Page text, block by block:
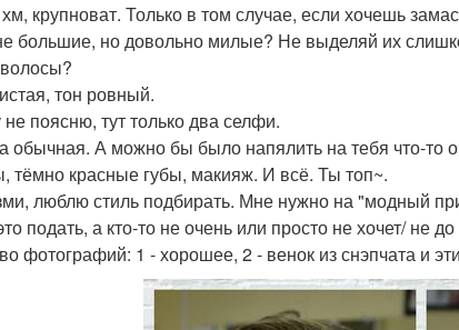
крупноват. Только в том случае, если хочешь
большие, но довольно милые? Не выделяй их
тон ровный.
не поясню, тут только два селфи.
обычная. А можно бы было напялить на тебя что-то
тёмно красные губы, макияж. И всё. Ты топ~.
люблю стиль подбирать. Мне нужно на "модный
подать, а кто-то не очень или просто не хочет/ не до
фотографий: 1 - хорошее, 2 - венок из снэпчата и